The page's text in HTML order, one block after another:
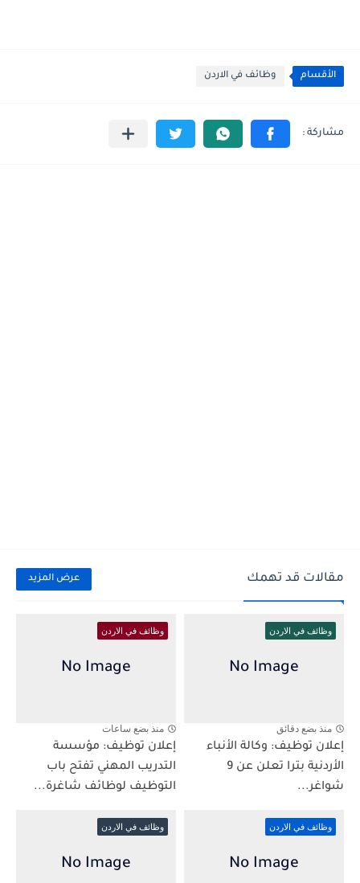
الأقسام وظائف في الاردن
مقالات قد تهمك عرض المزيد
وظائف في الاردن
منذ بضع دقائق
إعلان توظيف: وكالة الأنباء
الأردنية بترا تعلن عن 9
شواغر...
وظائف في الاردن
منذ بضع ساعات
إعلان توظيف: مؤسسة
التدريب المهني تفتح باب
التوظيف لوظائف شاغرة...
وظائف في الاردن وظائف في الاردن